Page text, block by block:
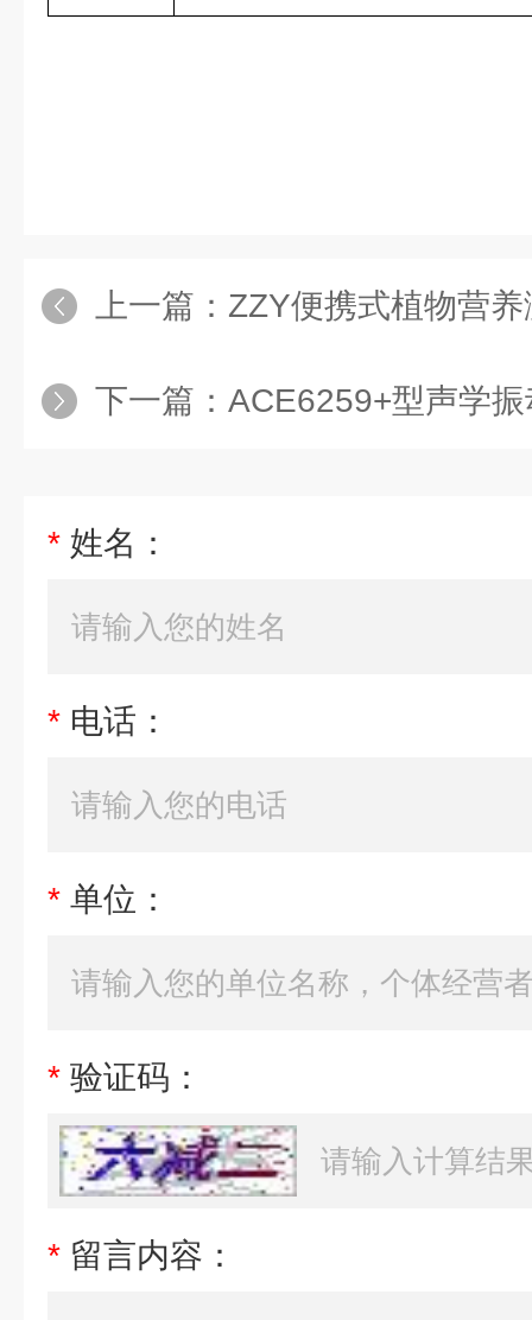
上一篇： ZZY便携式植物营
下一篇： ACE6259+型声学振
* 姓名：
* 电话：
* 单位：
* 验证码：
* 留言内容：